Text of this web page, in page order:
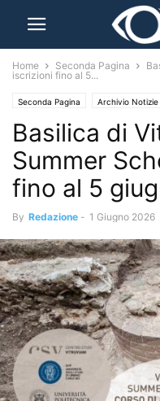
Home Seconda Pagina
iscrizioni fino al 5...
Seconda Pagina Archivio Notizie
Basilica di
Summer
fino al 5
By Redazione - 1 Giugno 2026